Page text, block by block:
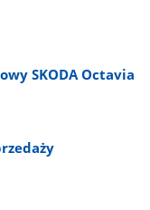
SKODA Octavia